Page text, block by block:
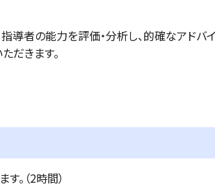
導者の能力を評価・分析し、的確なアドバ
だきます。
。（2時間）